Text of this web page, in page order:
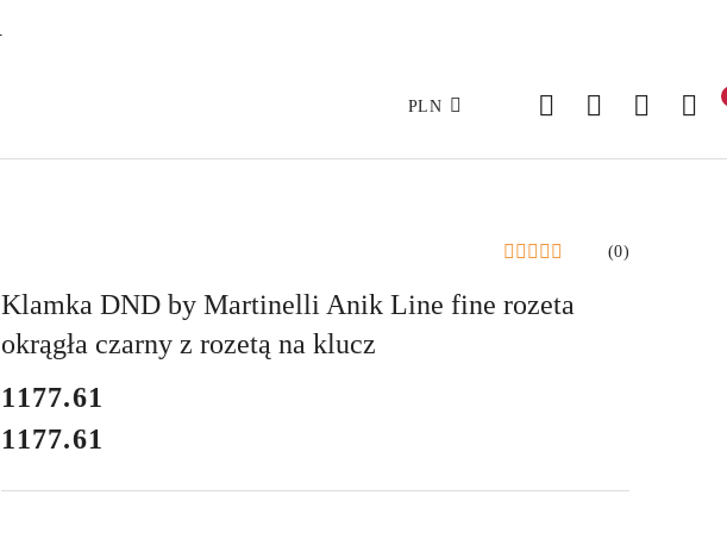
PLN
(0)
Klamka DND by Martinelli Anik Line fine rozeta
okrągła czarny z rozetą na klucz
cena:
1177.61
Cena:
1177.61